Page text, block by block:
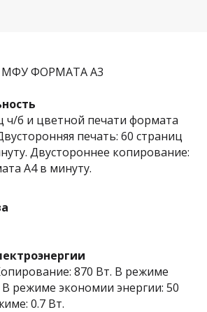
ФОРМАТА A3
ч/б и цветной печати формата
печать: 60 страниц
Двустороннее копирование:
A4 в минуту.
870 Вт. В режиме
режиме экономии энергии: 50
0.7 Вт.